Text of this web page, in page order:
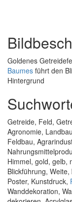
Goldenes
Baumes führt den
Hintergrund
Getreide, Feld,
Agronomie,
Feldbau,
Himmel, gold, gelb,
Blickführung,
Poster, Kunstdruck,
Wanddekoration,